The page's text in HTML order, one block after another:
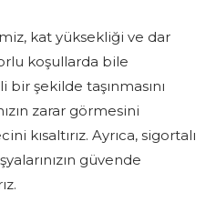
kat yüksekliği ve dar
koşullarda bile
bir şekilde taşınmasını
zarar görmesini
kısaltırız. Ayrıca, sigortalı
güvende